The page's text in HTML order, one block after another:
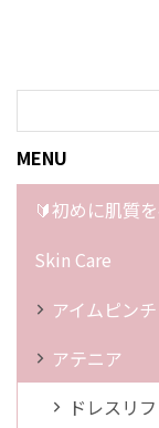
MENU
🔰初めに肌質
Skin Care
アイムピンチ
アテニア
ドレスリ